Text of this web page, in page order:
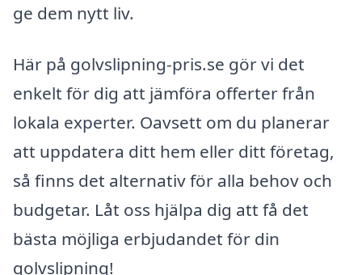
ge dem nytt liv.
Här på golvslipning-pris.se gör vi det
enkelt för dig att jämföra offerter från
lokala experter. Oavsett om du planerar
att uppdatera ditt hem eller ditt företag,
så finns det alternativ för alla behov och
budgetar. Låt oss hjälpa dig att få det
bästa möjliga erbjudandet för din
golvslipning!